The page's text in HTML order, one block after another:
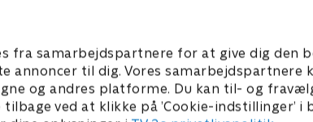
fra samarbejdspartnere for at give dig den
annoncer til dig. Vores samarbejdspartnere
og andres platforme. Du kan til- og
ved at klikke på ’Cookie-indstillinger’ i